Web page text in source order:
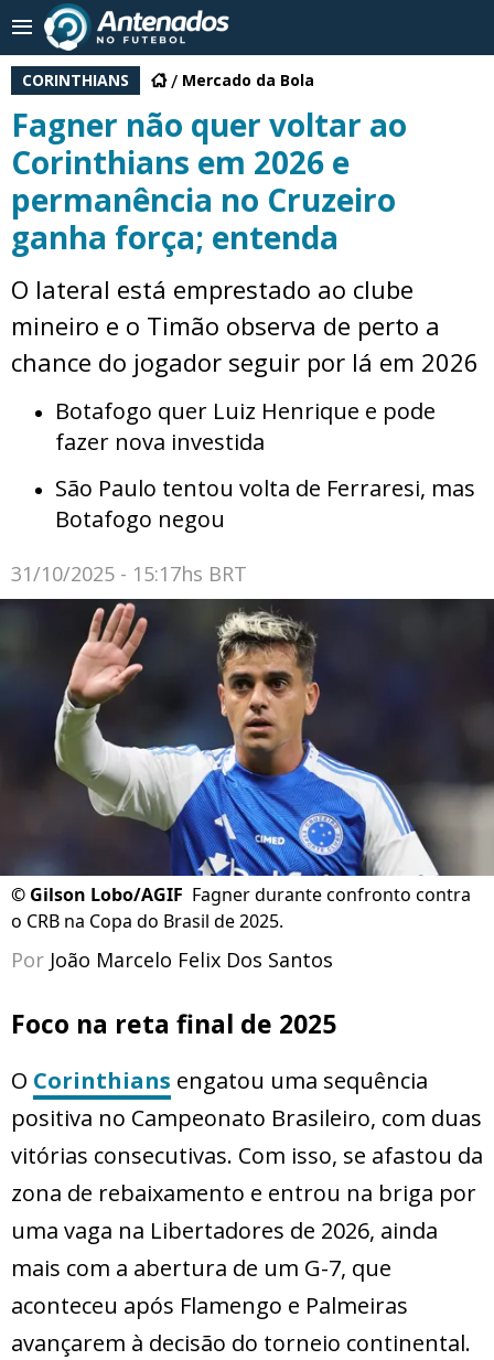
CORINTHIANS Mercado da Bola
Fagner não quer voltar ao
Corinthians em 2026 e
permanência no Cruzeiro
ganha força; entenda
O lateral está emprestado ao clube
mineiro e o Timão observa de perto a
chance do jogador seguir por lá em 2026
Botafogo quer Luiz Henrique e pode
fazer nova investida
São Paulo tentou volta de Ferraresi, mas
Botafogo negou
31/10/2025 - 15:17hs BRT
© Gilson Lobo/AGIF Fagner durante confronto contra
o CRB na Copa do Brasil de 2025.
Por João Marcelo Felix Dos Santos
Foco na reta final de 2025
O Corinthians engatou uma sequência
positiva no Campeonato Brasileiro, com duas
vitórias consecutivas. Com isso, se afastou da
zona de rebaixamento e entrou na briga por
uma vaga na Libertadores de 2026, ainda
mais com a abertura de um G-7, que
aconteceu após Flamengo e Palmeiras
avançarem à decisão do torneio continental.